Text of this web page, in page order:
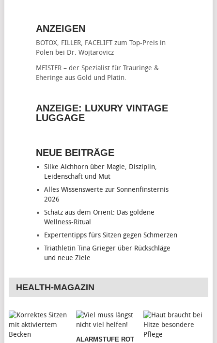
ANZEIGEN
BOTOX, FILLER, FACELIFTzum Top-Preis in
Polen bei Dr. Wojtarovicz
MEISTER – der Spezialist für Trauringe &
Eheringe aus Gold und Platin.
ANZEIGE: LUXURY VINTAGE
LUGGAGE
NEUE BEITRÄGE
Silke Aichhorn über Magie, Disziplin,
Leidenschaft und Mut
Alles Wissenswerte zur Sonnenfinsternis
2026
Schatz aus dem Orient: Das goldene
Wellness-Ritual
Expertentipps fürs Sitzen gegen Schmerzen
Triathletin Tina Grieger über Rückschläge
und neue Ziele
HEALTH-MAGAZIN
ALARMSTUFE ROT